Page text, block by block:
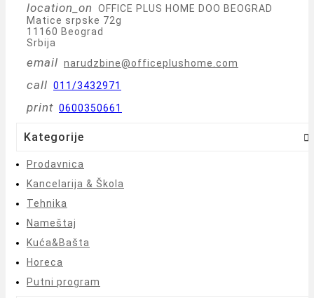
location_on
OFFICE PLUS HOME DOO BEOGRAD
Matice srpske 72g
11160 Beograd
Srbija
email narudzbine@officeplushome.com
call 011/3432971
print 0600350661
Kategorije 
Prodavnica
Kancelarija & Škola
Tehnika
Nameštaj
Kuća&Bašta
Horeca
Putni program